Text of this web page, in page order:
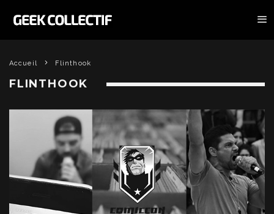
Accueil Flinthook
FLINTHOOK